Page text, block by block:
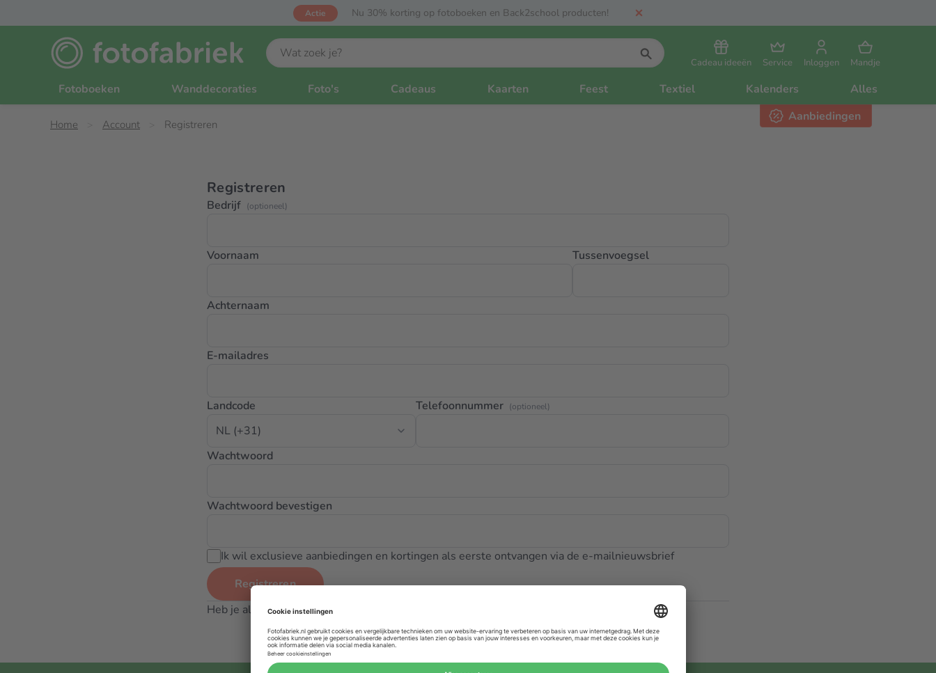
Actie Nu 30% korting op fotoboeken en Back2school producten!
Cadeau ideeën Service Inloggen Mandje
Fotoboeken Wanddecoraties Foto's Cadeaus Kaarten Feest Textiel Kalenders
Alles
Aanbiedingen
Home Account Registreren
Registreren
Bedrijf (optioneel)
Voornaam Tussenvoegsel
Achternaam
E-mailadres
Landcode Telefoonnummer (optioneel)
Wachtwoord
Wachtwoord bevestigen
Ik wil exclusieve aanbiedingen en kortingen als eerste ontvangen via de e-mailnieuwsbrief
Registreren
Heb je al een account?Log hier in